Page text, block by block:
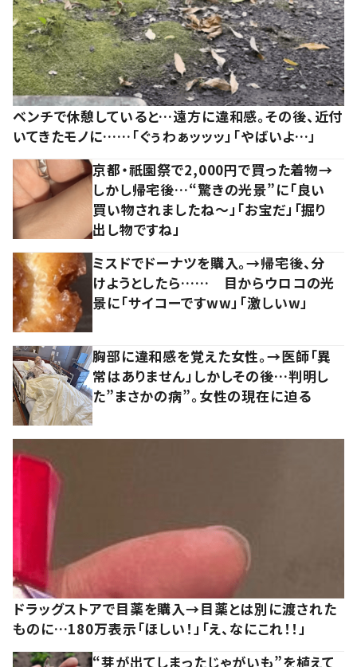
ベンチで休憩していると…遠方に違和感。その後、近付
いてきたモノに……「ぐぅわぁッッッ」「やばいよ…」
京都・祇園祭で2,000円で買った着物→
しかし帰宅後…“驚きの光景”に「良い
買い物されましたね～」「お宝だ」「掘り
出し物ですね」
ミスドでドーナツを購入。→帰宅後、分
けようとしたら…… 目からウロコの光
景に「サイコーですww」「激しいw」
胸部に違和感を覚えた女性。→医師「異
常はありません」しかしその後…判明し
た”まさかの病”。女性の現在に迫る
ドラッグストアで目薬を購入→目薬とは別に渡された
ものに…180万表示「ほしい！」「え、なにこれ！！」
“芽が出てしまったじゃがいも”を植えて